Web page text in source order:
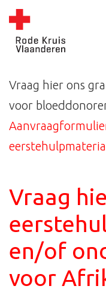
Vraag hier ons
voor
Vraag
en/of
voor